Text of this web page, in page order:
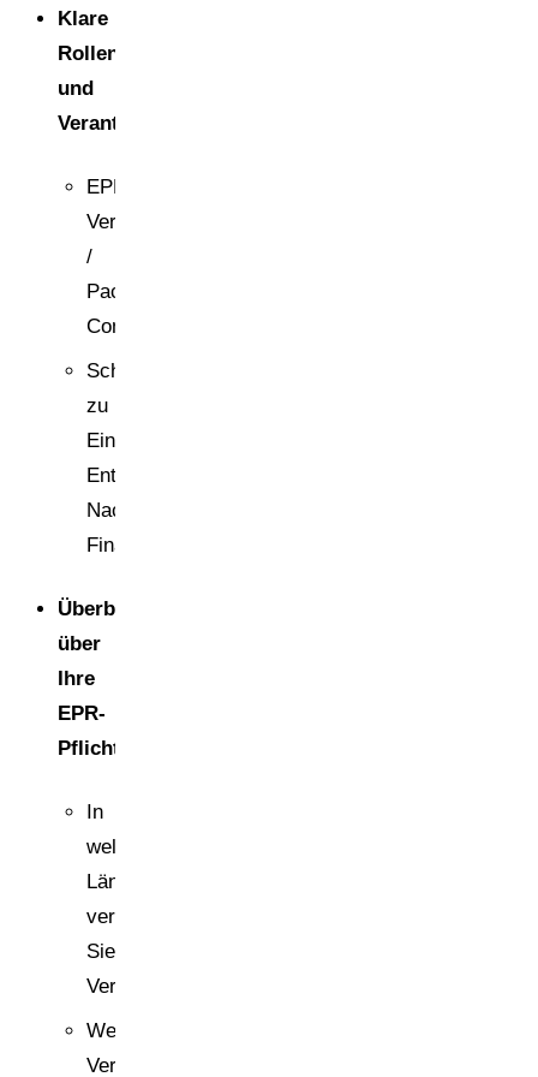
Klare
Rollen
und
Verantwortlichkeiten
EPR-
Verantwortliche:r
/
Packaging
Compliance
Schnittstellen
zu
Einkauf,
Entwicklung,
Nachhaltigkeit,
Finance
Überblick
über
Ihre
EPR-
Pflichten
In
welchen
Ländern
vertreiben
Sie
Verpackungen?
Welche
Verpackungsarten